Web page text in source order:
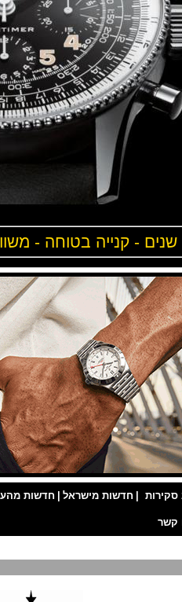
- קנייה בטוחה -
סקירות חדשות מישראל חדשות
קשר